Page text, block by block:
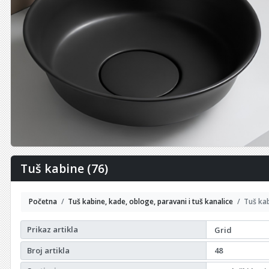
Tuš kabine (76)
Početna Tuš kabine, kade, obloge, paravani i tuš kanalice Tuš
Prikaz artikla
Broj artikla